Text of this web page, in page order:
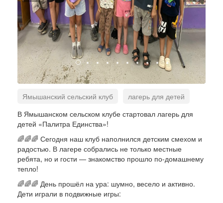
Ямышанский сельский клуб
лагерь для детей
Палитра Единства
детские мероприятия
В Ямышанском сельском клубе стартовал лагерь для
детей «Палитра Единства»!
🌈🌈🌈 Сегодня наш клуб наполнился детским смехом и
радостью. В лагере собрались не только местные
ребята, но и гости — знакомство прошло по-домашнему
тепло!
🌈🌈🌈 День прошёл на ура: шумно, весело и активно.
Дети играли в подвижные игры: